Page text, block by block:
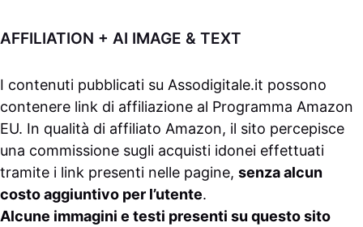
AFFILIATION + AI IMAGE & TEXT
I contenuti pubblicati su Assodigitale.it possono
contenere link di affiliazione al Programma Amazon
EU. In qualità di affiliato Amazon, il sito percepisce
una commissione sugli acquisti idonei effettuati
tramite i link presenti nelle pagine, senza alcun
costo aggiuntivo per l’utente.
Alcune immagini e testi presenti su questo sito